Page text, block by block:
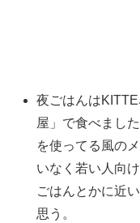
夜ごはんは
屋」で食べまし
を使ってる風の
いなく若い人向
ごはんとかに近
思う。